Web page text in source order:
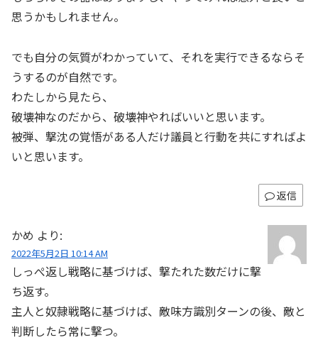
思うかもしれません。
でも自分の気質がわかっていて、それを実行できるならそ
うするのが自然です。
わたしから見たら、
破壊神なのだから、破壊神やればいいと思います。
被弾、撃沈の覚悟がある人だけ議員と行動を共にすればよ
いと思います。
返信
かめ より:
2022年5月2日 10:14 AM
しっぺ返し戦略に基づけば、撃たれた数だけに撃
ち返す。
主人と奴隷戦略に基づけば、敵味方識別ターンの後、敵と
判断したら常に撃つ。